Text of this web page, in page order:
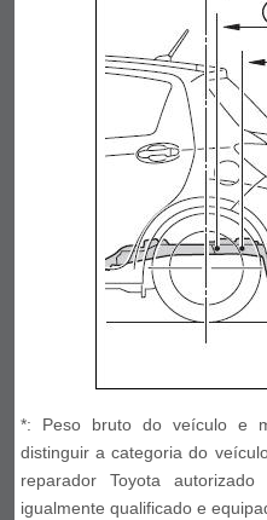
*: Peso bruto do veículo e
distinguir a categoria do
reparador Toyota
igualmente qualificado e